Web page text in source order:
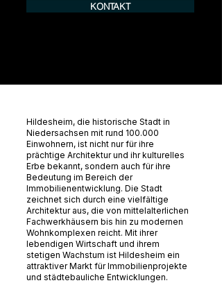
KONTAKT
Hildesheim, die historische Stadt in
Niedersachsen mit rund 100.000
Einwohnern, ist nicht nur für ihre
prächtige Architektur und ihr kulturelles
Erbe bekannt, sondern auch für ihre
Bedeutung im Bereich der
Immobilienentwicklung. Die Stadt
zeichnet sich durch eine vielfältige
Architektur aus, die von mittelalterlichen
Fachwerkhäusern bis hin zu modernen
Wohnkomplexen reicht. Mit ihrer
lebendigen Wirtschaft und ihrem
stetigen Wachstum ist Hildesheim ein
attraktiver Markt für Immobilienprojekte
und städtebauliche Entwicklungen.